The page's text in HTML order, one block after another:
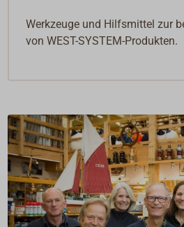
Werkzeuge und Hilfsmittel zur
von WEST-SYSTEM-Produkten.